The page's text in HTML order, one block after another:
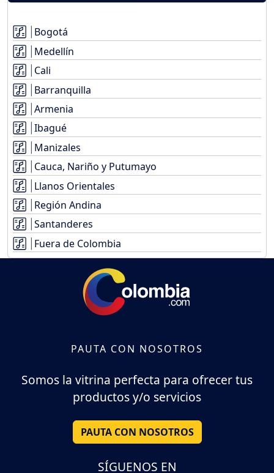
Bogotá
Medellín
Cali
Barranquilla
Armenia
Ibagué
Manizales
Cauca, Nariño y Putumayo
Llanos Orientales
Región Andina
Santanderes
Fuera de Colombia
PAUTA CON NOSOTROS
Somos la vitrina perfecta para ofrecer tus
productos y/o servicios
PAUTA CON NOSOTROS
SÍGUENOS EN